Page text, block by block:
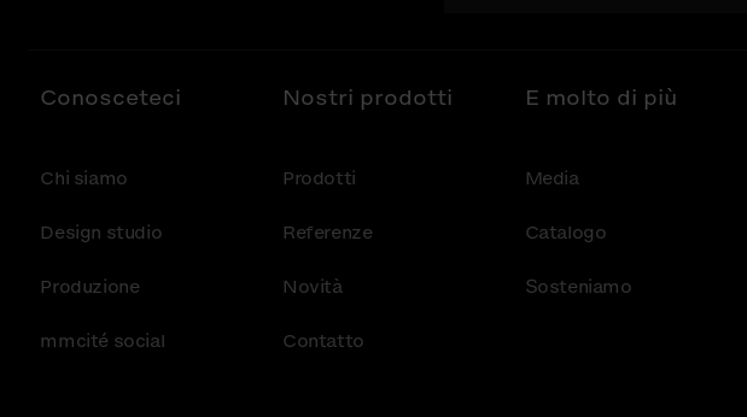
Conosceteci
Chi siamo
Design studio
Produzione
mmcité social
Nostri prodotti
Prodotti
Referenze
Novità
Contatto
E molto di più
Media
Catalogo
Sosteniamo